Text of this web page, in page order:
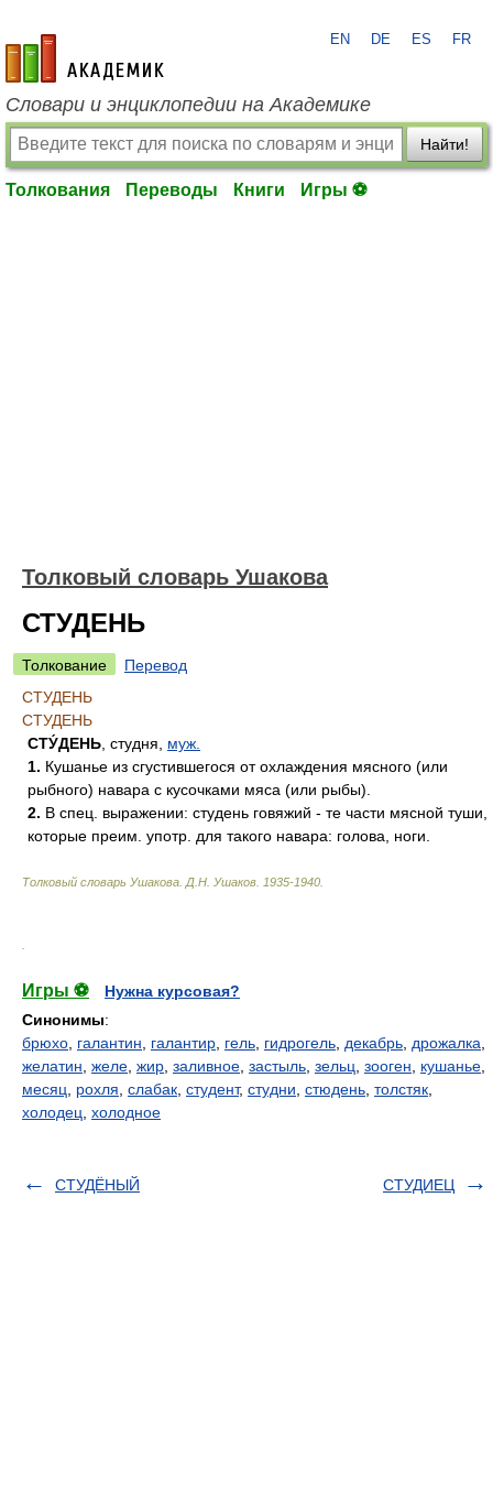
academic.ru
EN DE ES FR
Словари и энциклопедии на Академике
Найти!
Толкования Переводы Книги Игры ⚽
Толковый словарь Ушакова
СТУДЕНЬ
Толкование
Перевод
СТУДЕНЬ
СТУДЕНЬ
СТУ́ДЕНЬ , студня, муж.
1. Кушанье из сгустившегося от охлаждения мясного (или
рыбного) навара с кусочками мяса (или рыбы).
2. В спец. выражении: студень говяжий - те части мясной туши,
которые преим. употр. для такого навара: голова, ноги.
Толковый словарь Ушакова Д.Н. Ушаков. 1935-1940
Игры ⚽
Нужна курсовая?
Синонимы:
брюхо галантин галантир гель гидрогель декабрь дрожалка
желатин желе жир заливное застыль зельц зооген кушанье
месяц
рохля слабак студент, студни стюдень толстяк
холодец холодное
СТУДЁНЫЙ СТУДИЕЦ